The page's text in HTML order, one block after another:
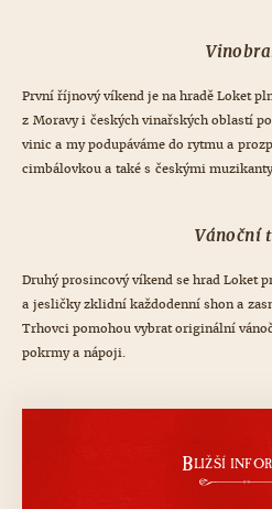
První říjnový víkend je na hradě Loket
z Moravy i českých vinařských oblastí
vinic a my podupáváme do rytmu a
cimbálovkou a také s českými
Vánoční
Druhý prosincový víkend se hrad Loket
a jesličky zklidní každodenní shon a
Trhovci pomohou vybrat originální
pokrmy a nápoji.
BLIŽŠÍ